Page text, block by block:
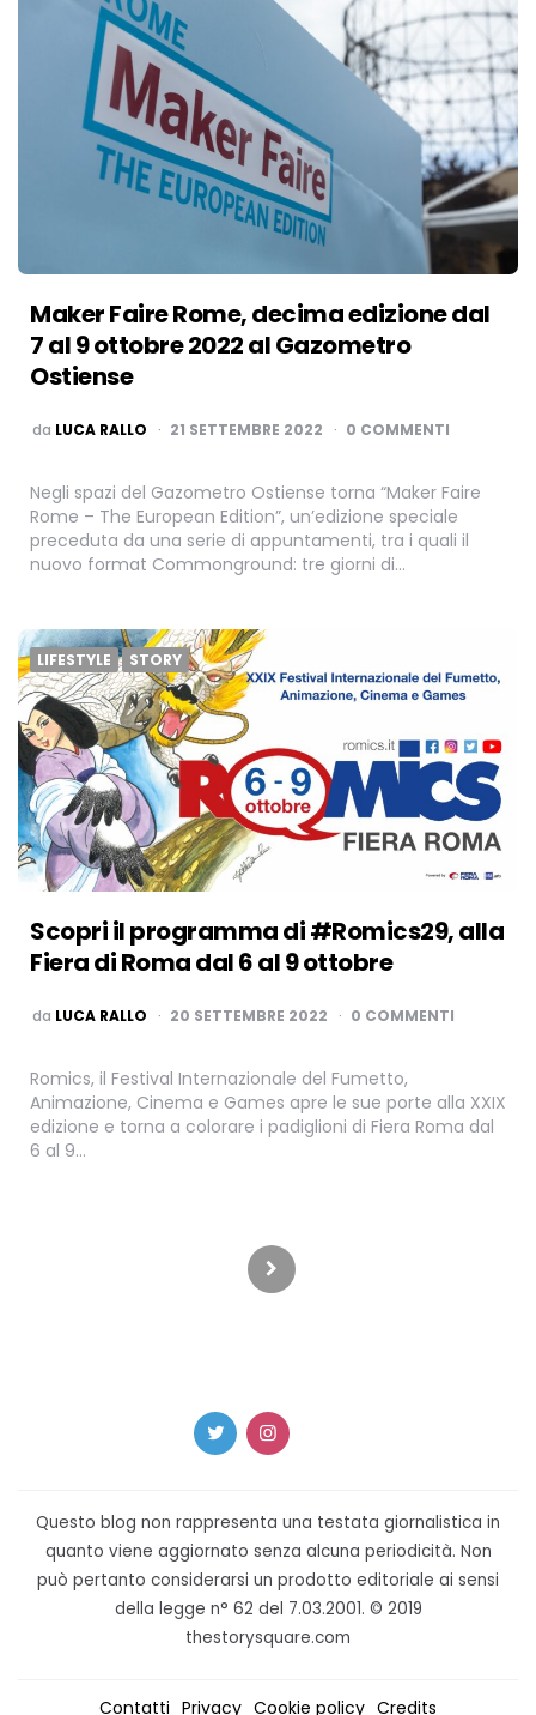
Maker Faire Rome, decima edizione dal
7 al 9 ottobre 2022 al Gazometro
Ostiense
PUBBLICATO
da LUCA RALLO 21 SETTEMBRE 2022 0 COMMENTI
Negli spazi del Gazometro Ostiense torna “Maker Faire
Rome – The European Edition”, un’edizione speciale
preceduta da una serie di appuntamenti, tra i quali il
nuovo format Commonground: tre giorni di…
LIFESTYLE STORY
Scopri il programma di #Romics29, alla
Fiera di Roma dal 6 al 9 ottobre
PUBBLICATO
da LUCA RALLO 20 SETTEMBRE 2022 0 COMMENTI
Romics, il Festival Internazionale del Fumetto,
Animazione, Cinema e Games apre le sue porte alla XXIX
edizione e torna a colorare i padiglioni di Fiera Roma dal
6 al 9…
Questo blog non rappresenta una testata giornalistica in
quanto viene aggiornato senza alcuna periodicità. Non
può pertanto considerarsi un prodotto editoriale ai sensi
della legge n° 62 del 7.03.2001. © 2019
thestorysquare.com
Contatti Privacy Cookie policy Credits